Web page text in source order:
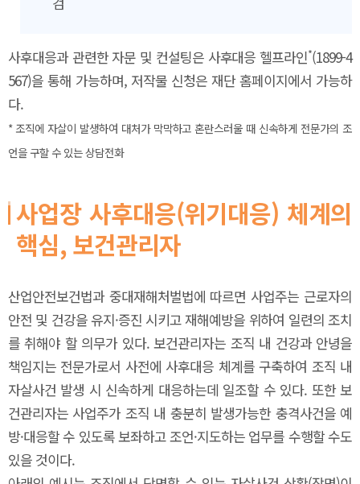
사후대응과 관련한 자문 및 컨설팅은 사후대응 헬프라인*(1899-4
567)을 통해 가능하며, 저작물 신청은 재단 홈페이지에서 가능하
다.
* 조직에 자살이 발생하여 대처가 막막하고 혼란스러울 때 신속하게 전문가의 조
언을 구할 수 있는 상담전화
사업장 사후대응(위기대응) 체계의
핵심, 보건관리자
산업안전보건법과 중대재해처벌법에 따르면 사업주는 근로자의
안전 및 건강을 유지·증진 시키고 재해예방을 위하여 일련의 조치
를 취해야 할 의무가 있다. 보건관리자는 조직 내 건강과 안녕을
책임지는 전문가로서 사전에 사후대응 체계를 구축하여 조직 내
자살사건 발생 시 신속하게 대응하는데 일조할 수 있다. 또한 보
건관리자는 사업주가 조직 내 충분히 발생가능한 충격사건을 예
방·대응할 수 있도록 보좌하고 조언·지도하는 업무를 수행할 수도
있을 것이다.